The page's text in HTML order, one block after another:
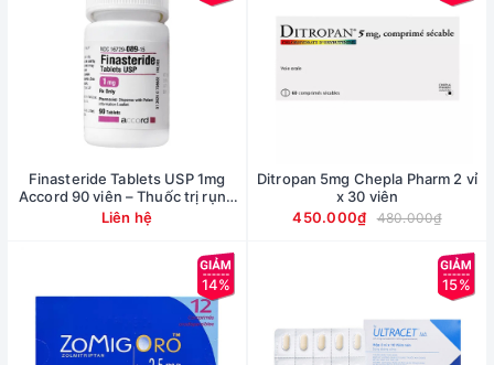
Finasteride Tablets USP 1mg
Accord 90 viên – Thuốc trị rụng
tóc nam giới
Liên hệ
Ditropan 5mg Chepla Pharm 2 vỉ
x 30 viên
450.000₫
480.000₫
14% 15%